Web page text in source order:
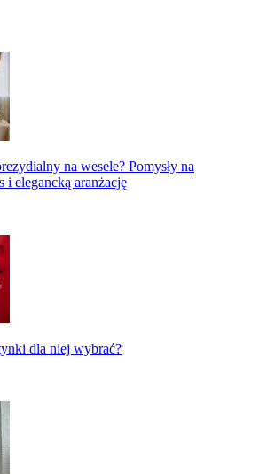
na wesele? Pomysły na
i elegancką aranżację
dla niej wybrać?